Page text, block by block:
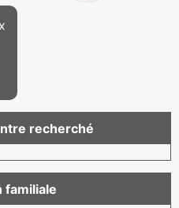
recherché
familiale